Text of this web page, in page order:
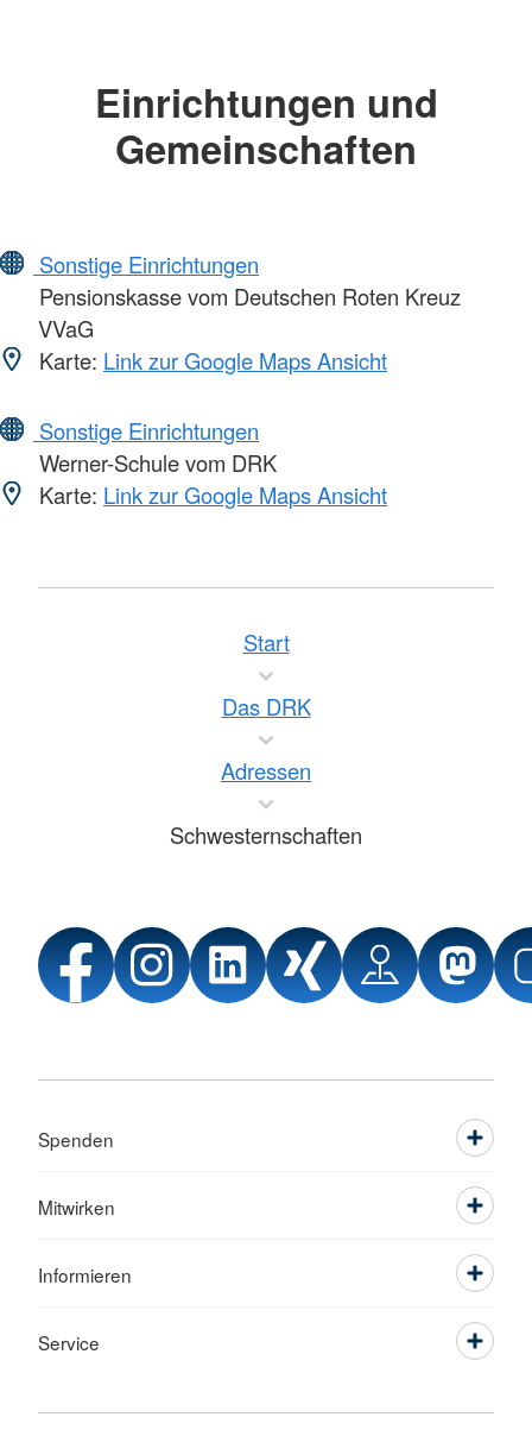
Einrichtungen und
Gemeinschaften
Sonstige Einrichtungen
Pensionskasse vom Deutschen Roten Kreuz
VVaG
Karte: Link zur Google Maps Ansicht
Sonstige Einrichtungen
Werner-Schule vom DRK
Karte: Link zur Google Maps Ansicht
Start
Das DRK
Adressen
Schwesternschaften
Spenden
Mitwirken
Informieren
Service